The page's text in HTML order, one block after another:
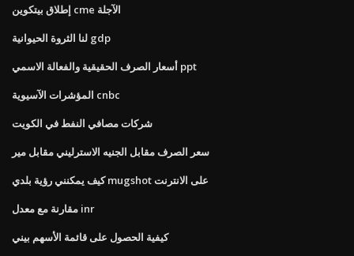
إطلاق بيتكوين cme الآجلة
لنا الثروة الحيوانية gdp
أسعار الصرف الحقيقية والفعالة الاسمي ppt
المؤشرات الآسيوية cnbc
شركات مصافي النفط في الكويت
سعر الصرف مقابل الجنيه الاسترليني مقابل مير
كيف يمكنني رؤية بلدي mugshot على الانترنت
مقارنة مع معدل inr
كيفية الحصول على قائمة الأسهم بيني